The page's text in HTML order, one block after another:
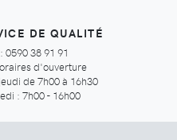
DE QUALITÉ
0590 38 91 91
d'ouverture
de 7h00 à 16h30
: 7h00 - 16h00